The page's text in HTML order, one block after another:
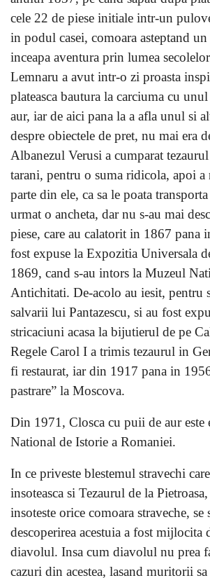
cele 22 de piese initiale intr-un
in podul casei, comoara asteptand un
inceapa aventura prin lumea
Lemnaru a avut intr-o zi proasta
plateasca bautura la carciuma cu
aur, iar de aici pana la a afla unul si
despre obiectele de pret, nu mai era
Albanezul Verusi a cumparat
tarani, pentru o suma ridicola, apoi a
parte din ele, ca sa le poata
urmat o ancheta, dar nu s-au mai
piese, care au calatorit in 1867 pana
fost expuse la Expozitia Universala
1869, cand s-au intors la Muzeul
Antichitati. De-acolo au iesit, pentru
salvarii lui Pantazescu, si au fost
stricaciuni acasa la bijutierul de pe
Regele Carol I a trimis tezaurul in
fi restaurat, iar din 1917 pana in
pastrare” la Moscova.
Din 1971, Closca cu puii de aur este
National de Istorie a Romaniei.
In ce priveste blestemul stravechi
insoteasca si Tezaurul de la
insoteste orice comoara straveche, se
descoperirea acestuia a fost mijlocita
diavolul. Insa cum diavolul nu prea
cazuri din acestea, lasand muritorii sa